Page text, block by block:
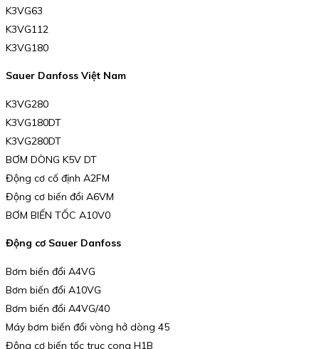
K3VG63
K3VG112
K3VG180
Sauer Danfoss Việt Nam
K3VG280
K3VG180DT
K3VG280DT
BƠM DÒNG K5V DT
Động cơ cố định A2FM
Động cơ biến đổi A6VM
BƠM BIẾN TỐC A10V0
Động cơ Sauer Danfoss
Bơm biến đổi A4VG
Bơm biến đổi A10VG
Bơm biến đổi A4VG/40
Máy bơm biến đổi vòng hở dòng 45
Động cơ biến tốc trục cong H1B